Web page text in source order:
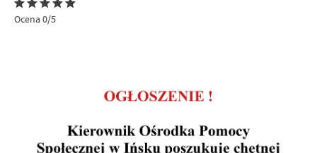
Ocena 0/5